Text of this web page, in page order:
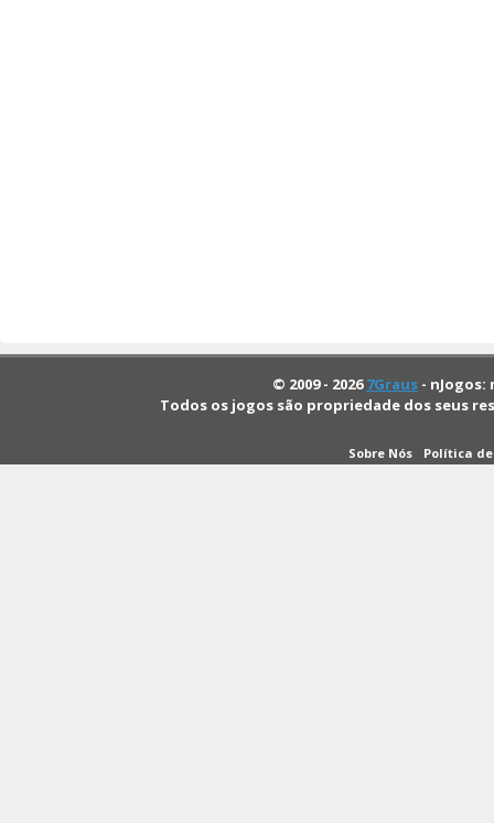
© 2009 - 20267Graus -
Todos os jogos são propriedade dos seus
Sobre Nós Política